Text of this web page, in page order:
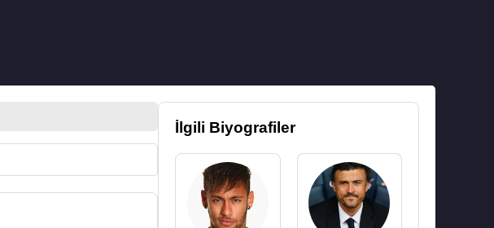
İlgili Biyografiler